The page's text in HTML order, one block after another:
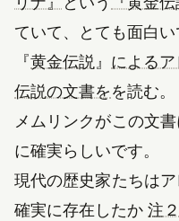
ていて、とても面白い
『黄金伝説』 による
伝説の文書をを読む。
メムリンクがこの文
に確実らしいです。
現代の歴史家たちは
確実に存在したか 注２